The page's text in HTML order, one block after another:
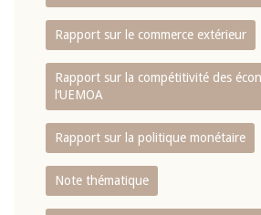
Rapport sur le commerce extérieur
Rapport sur la compétitivité des
l‘UEMOA
Rapport sur la politique monétaire
Note thématique